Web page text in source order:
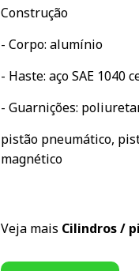
Construção
- Corpo: alumínio
- Haste: aço SAE 1040
- Guarnições:
pistão pneumático,
magnético
Veja mais Cilindros /